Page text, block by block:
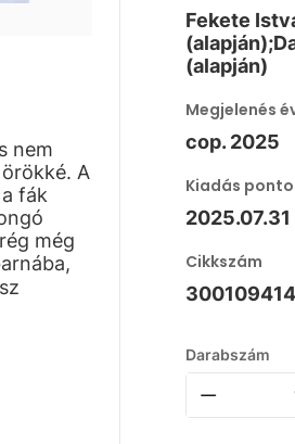
nem
A
fák
még
Fekete
(alapján)
Megjelenés
cop. 2025
Kiadás
2025.07.31
Cikkszám
Darabszám